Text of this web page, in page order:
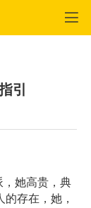
引
她高贵，典
的存在，她，